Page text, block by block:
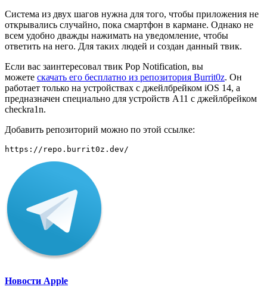
Система из двух шагов нужна для того, чтобы приложения не
открывались случайно, пока смартфон в кармане. Однако не
всем удобно дважды нажимать на уведомление, чтобы
ответить на него. Для таких людей и создан данный твик.
Если вас заинтересовал твик Pop Notification, вы
можете скачать его бесплатно из репозитория Burrit0z. Он
работает только на устройствах с джейлбрейком iOS 14, а
предназначен специально для устройств A11 с джейлбрейком
checkra1n.
Добавить репозиторий можно по этой ссылке:
https://repo.burrit0z.dev/
Новости Apple